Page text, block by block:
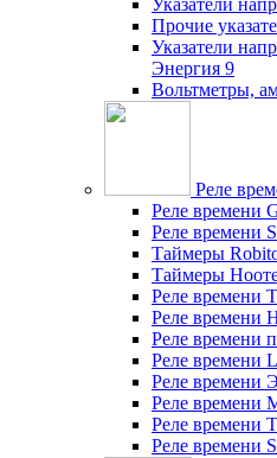
Указатели
Прочие
Указатели
Энергия 9
Вольтметры,
Реле
Реле времени
Реле времени
Таймеры
Таймеры
Реле времени
Реле времени
Реле времени
Реле времени
Реле времени
Реле времени
Реле времени
Реле времени